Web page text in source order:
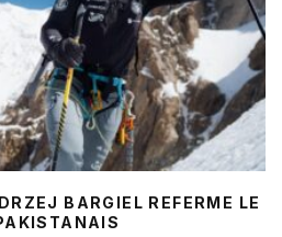
BARGIEL REFERME LE